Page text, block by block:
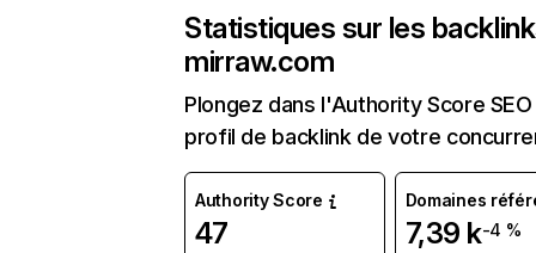
Statistiques sur les
mirraw.com
Plongez dans l'Authority Score
profil de backlink de votre
Authority Score
47
Domaines
7,39 k-4 %